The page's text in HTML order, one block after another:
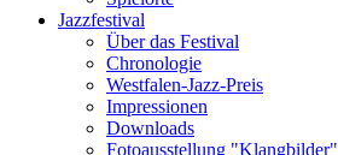
Jazzfestival
Über das Festival
Chronologie
Westfalen-Jazz-Preis
Impressionen
Downloads
Fotoausstellung "Klangbilder"